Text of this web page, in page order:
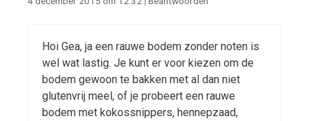
Hoi Gea, ja een rauwe bodem zonder noten is
wel wat lastig. Je kunt er voor kiezen om de
bodem gewoon te bakken met al dan niet
glutenvrij meel, of je probeert een rauwe
bodem met kokossnippers, hennepzaad,